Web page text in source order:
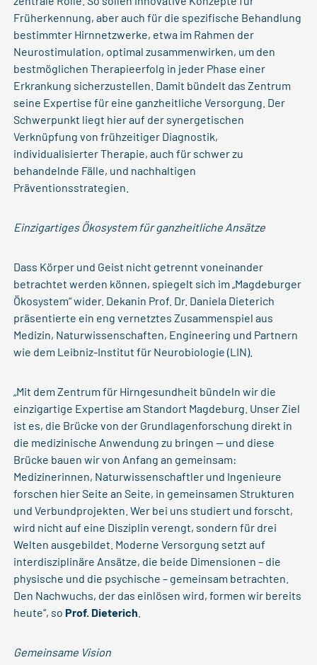
Früherkennung, aber auch für die spezifische Behandlung
bestimmter Hirnnetzwerke, etwa im Rahmen der
Neurostimulation, optimal zusammenwirken, um den
bestmöglichen Therapieerfolg in jeder Phase einer
Erkrankung sicherzustellen. Damit bündelt das Zentrum
seine Expertise für eine ganzheitliche Versorgung. Der
Schwerpunkt liegt hier auf der synergetischen
Verknüpfung von frühzeitiger Diagnostik,
individualisierter Therapie, auch für schwer zu
behandelnde Fälle, und nachhaltigen
Präventionsstrategien.
Einzigartiges Ökosystem für ganzheitliche Ansätze
Dass Körper und Geist nicht getrennt voneinander
betrachtet werden können, spiegelt sich im „Magdeburger
Ökosystem“ wider. Dekanin Prof. Dr. Daniela Dieterich
präsentierte ein eng vernetztes Zusammenspiel aus
Medizin, Naturwissenschaften, Engineering und Partnern
wie dem Leibniz-Institut für Neurobiologie (LIN).
„Mit dem Zentrum für Hirngesundheit bündeln wir die
einzigartige Expertise am Standort Magdeburg. Unser Ziel
ist es, die Brücke von der Grundlagenforschung direkt in
die medizinische Anwendung zu bringen — und diese
Brücke bauen wir von Anfang an gemeinsam:
Medizinerinnen, Naturwissenschaftler und Ingenieure
forschen hier Seite an Seite, in gemeinsamen Strukturen
und Verbundprojekten. Wer bei uns studiert und forscht,
wird nicht auf eine Disziplin verengt, sondern für drei
Welten ausgebildet. Moderne Versorgung setzt auf
interdisziplinäre Ansätze, die beide Dimensionen – die
physische und die psychische – gemeinsam betrachten.
Den Nachwuchs, der das einlösen wird, formen wir bereits
heute“, soProf. Dieterich
Gemeinsame Vision